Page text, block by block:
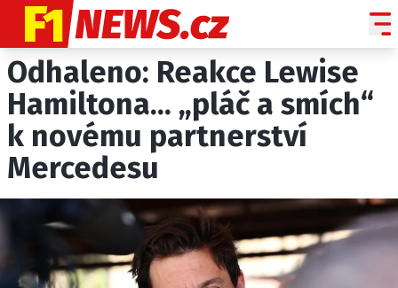
NOVINKY
GRAND PRIX
PADDOCK LINE
PROFILY JEZDCŮ
PROFILY TÝMŮ
ROZHOVORY
Odhaleno: Reakce Lewise
Hamiltona... „pláč a smích“
k novému partnerství
Mercedesu